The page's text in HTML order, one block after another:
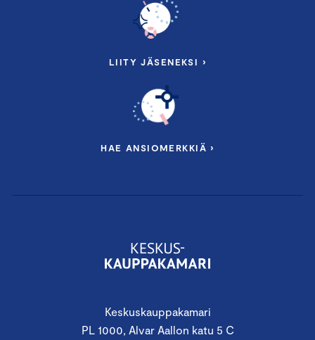
Keskuskauppakamari
PL 1000, Alvar Aallon katu 5 C
LIITY JÄSENEKSI ›
HAE ANSIOMERKKIÄ ›